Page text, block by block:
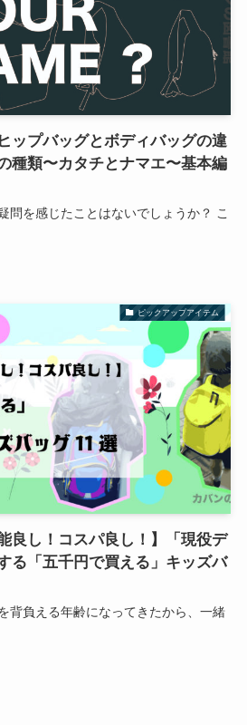
ップバッグとボディバッグの違
種類〜カタチとナマエ〜基本編
問を感じたことはないでしょうか？ こ
ピックアップアイテム
良し！コスパ良し！】「現役デ
る「五千円で買える」キッズバ
背負える年齢になってきたから、一緒